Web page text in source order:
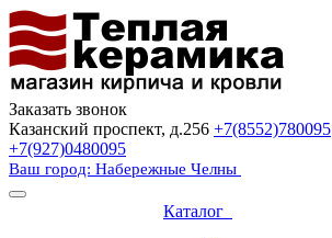
Заказать звонок
Казанский проспект, д.256 +7(8552)780095
+7(927)0480095
Ваш город: Набережные Челны
Каталог